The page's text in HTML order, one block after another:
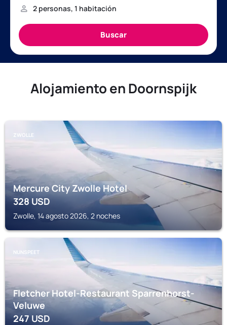
Alojamiento en Doornspijk
ZWOLLE
Mercure City Zwolle Hotel
328USD
Zwolle, 14 agosto 2026, 2 noches
NUNSPEET
Fletcher Hotel-Restaurant Sparrenhorst-
Veluwe
247USD